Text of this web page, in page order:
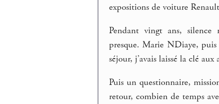
expositions de voiture
Pendant vingt ans, silence
presque. Marie NDiaye,
séjour, j’avais laissé la clé aux
Puis un questionnaire,
retour, combien de temps